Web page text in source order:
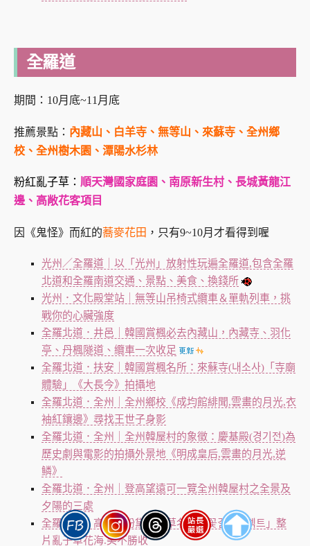
全羅道
期間：10月底~11月底
推薦景點： 內藏山、白羊寺、無等山、來蘇寺、全州鄉
校、全州樹木園、潭陽水杉林
粉紅亂子草： 順天灣國家庭園、南原新生村、長城黃龍江
邊、高敞花客項目
因《鬼怪》而紅的蕎麥花田 ，只有9~10月才看得到喔
光州／全羅道｜以「光州」放射性玩遍全羅道,包含全羅
北道和全羅南道交通、景點、美食、換錢所
光州．文化殿堂站｜無等山吊椅式纜車＆單軌列車，挑
戰你的心臟強度
全羅北道．井邑｜韓國賞楓必去內藏山，內藏寺、羽化
亭、丹楓隧道、纜車一次收足
全羅北道．扶安｜韓國賞楓名所：來蘇寺(내소사)「寺廟
體驗」《大長今》拍攝地
全羅北道．全州｜全州鄉校《成均館緋聞,雲畫的月光,衣
袖紅鑲邊》尋找王世子身影
全羅北道．全州｜全州韓屋村的象徵：慶基殿(경기전)為
歷史劇與電影的拍攝外景地《明成皇后,雲畫的月光,逆
鳞》
全羅北道．全州｜登高望遠可一覽全州韓屋村之全景及
夕陽的三處
全羅北道．高敞｜粉黛亂子草名所「꽃길프로젝트」整
片亂子草花海.美不勝收